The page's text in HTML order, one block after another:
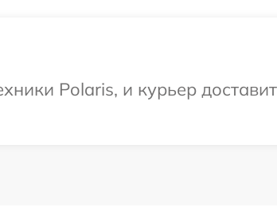
Polaris, и курьер